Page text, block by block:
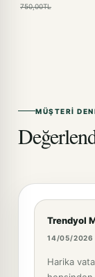
750,00TL
MÜŞTERI
Trendyol
14/05/2026
Harika